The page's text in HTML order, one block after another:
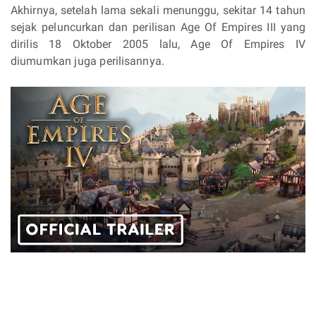
Akhirnya, setelah lama sekali menunggu, sekitar 14 tahun
sejak peluncurkan dan perilisan Age Of Empires III yang
dirilis 18 Oktober 2005 lalu, Age Of Empires IV
diumumkan juga perilisannya.